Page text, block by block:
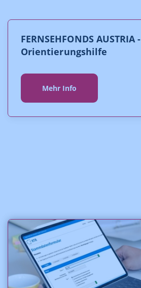
FERNSEHFONDS AUSTRIA -
Orientierungshilfe
Mehr Info